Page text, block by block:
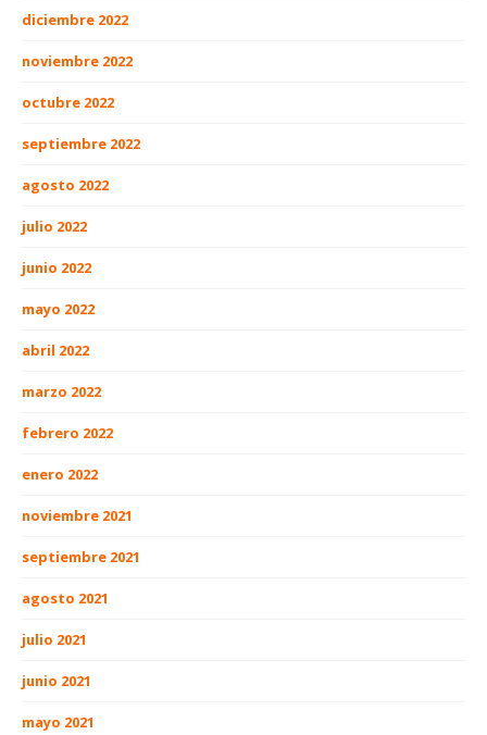
diciembre 2022
noviembre 2022
octubre 2022
septiembre 2022
agosto 2022
julio 2022
junio 2022
mayo 2022
abril 2022
marzo 2022
febrero 2022
enero 2022
noviembre 2021
septiembre 2021
agosto 2021
julio 2021
junio 2021
mayo 2021